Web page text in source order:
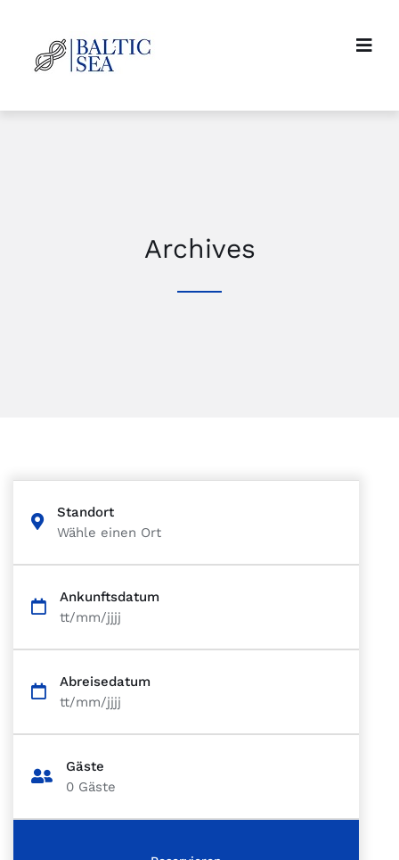
Archives
Standort
Wähle einen Ort
Ankunftsdatum
tt/mm/jjjj
Abreisedatum
tt/mm/jjjj
Gäste
0 Gäste